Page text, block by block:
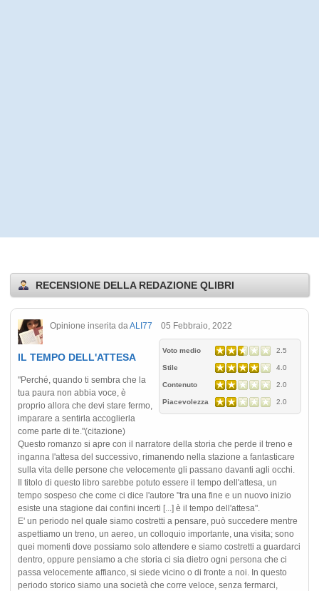
RECENSIONE DELLA REDAZIONE QLIBRI
Opinione inserita da ALI77 05 Febbraio, 2022
Voto medio 2.5
Stile 4.0
Contenuto 2.0
Piacevolezza 2.0
IL TEMPO DELL'ATTESA
"Perché, quando ti sembra che la
tua paura non abbia voce, è
proprio allora che devi stare fermo,
imparare a sentirla accoglierla
come parte di te."(citazione)
Questo romanzo si apre con il narratore della storia che perde il treno e
inganna l'attesa del successivo, rimanendo nella stazione a fantasticare
sulla vita delle persone che velocemente gli passano davanti agli occhi.
Il titolo di questo libro sarebbe potuto essere il tempo dell'attesa, un
tempo sospeso che come ci dice l'autore "tra una fine e un nuovo inizio
esiste una stagione dai confini incerti [...] è il tempo dell'attesa".
E' un periodo nel quale siamo costretti a pensare, può succedere mentre
aspettiamo un treno, un aereo, un colloquio importante, una visita; sono
quei momenti dove possiamo solo attendere e siamo costretti a guardarci
dentro, oppure pensiamo a che storia ci sia dietro ogni persona che ci
passa velocemente affianco, si siede vicino o di fronte a noi. In questo
periodo storico siamo una società che corre veloce, senza fermarci,